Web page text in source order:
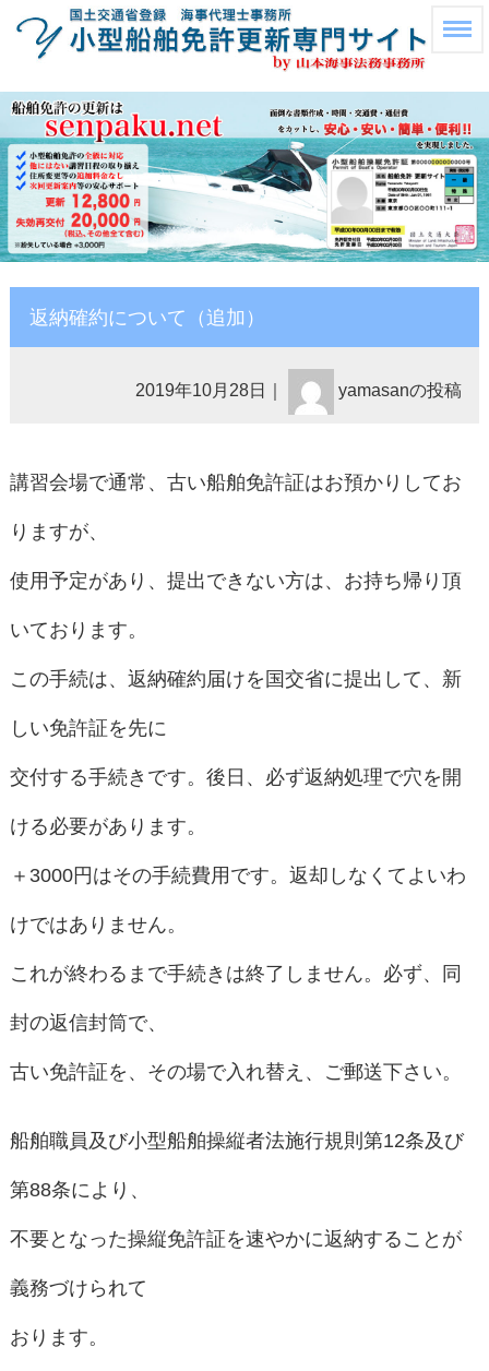
返納確約について（追加）
2019年10月28日 yamasanの投稿
講習会場で通常、古い船舶免許証はお預かりしてお
りますが、
使用予定があり、提出できない方は、お持ち帰り頂
いております。
この手続は、返納確約届けを国交省に提出して、新
しい免許証を先に
交付する手続きです。後日、必ず返納処理で穴を開
ける必要があります。
＋3000円はその手続費用です。返却しなくてよいわ
けではありません。
これが終わるまで手続きは終了しません。必ず、同
封の返信封筒で、
古い免許証を、その場で入れ替え、ご郵送下さい。
船舶職員及び小型船舶操縦者法施行規則第12条及び
第88条により、
不要となった操縦免許証を速やかに返納することが
義務づけられて
おります。